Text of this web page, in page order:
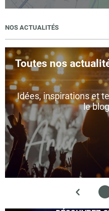
NOS ACTUALITÉS
Toutes nos
Idées, inspirations et
le